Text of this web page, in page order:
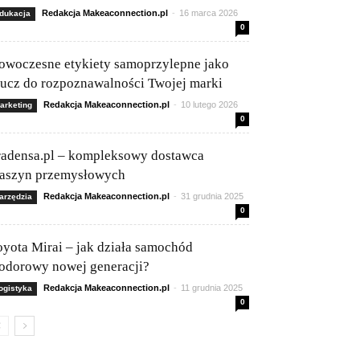
Redakcja Makeaconnection.pl - 16 marca 2026
0
etykiety samoprzylepne jako
do rozpoznawalności Twojej marki
Redakcja Makeaconnection.pl - 10 lutego 2026
0
– kompleksowy dostawca
przemysłowych
Redakcja Makeaconnection.pl - 31 grudnia 2025
0
Mirai – jak działa samochód
nowej generacji?
Redakcja Makeaconnection.pl - 11 grudnia 2025
0